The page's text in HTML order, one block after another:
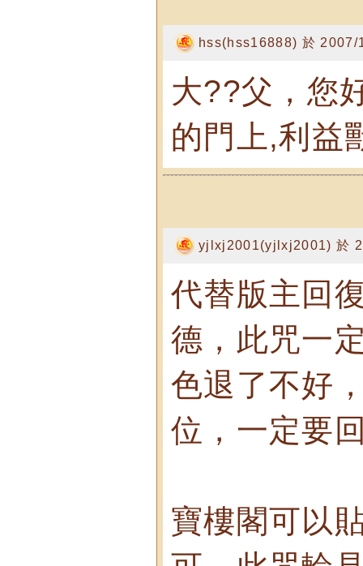
hss(hss16888) 於
大??父，您
的門上,利益
yjlxj2001(yjlxj2001) 於
代替版主回
德，此咒一
色退了不好
位，一定要
寶樓閣可以